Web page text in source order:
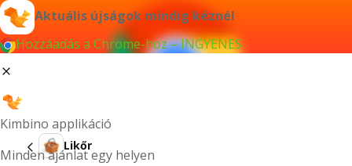
Aktuális újságok mindig kéznél
Hozzáadás a Chrome-hoz – INGYENES
Kimbino applikáció
Minden ajánlat egy helyen
Likőr